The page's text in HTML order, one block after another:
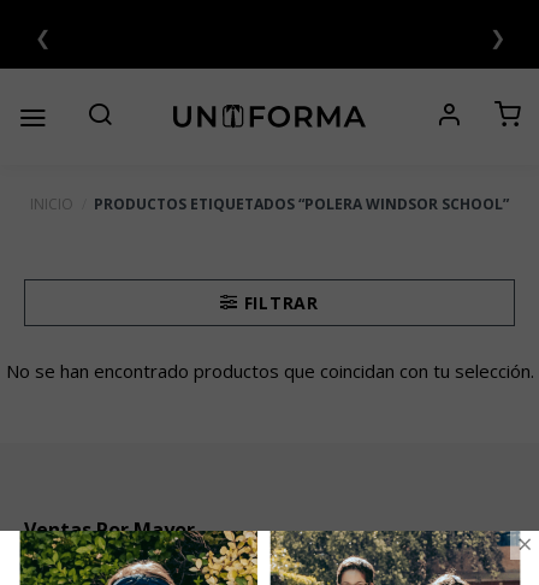
contenido
❮
INTERÉS 💳 ❯
INICIO PRODUCTOS ETIQUETADOS “POLERA WINDSOR SCHOOL”
FILTRAR
No se han encontrado productos que coincidan con tu selección.
Ventas Por Mayor
Uniforme Escolar Genéricos
×